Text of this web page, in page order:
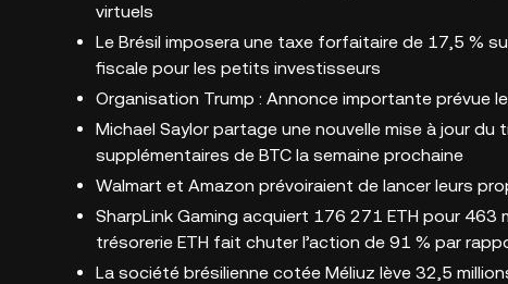
virtuels
Le Brésil imposera une taxe forfaitaire de 17,5 %
fiscale pour les petits investisseurs
Organisation Trump : Annonce importante prévue
Michael Saylor partage une nouvelle mise à jour
supplémentaires de BTC la semaine prochaine
Walmart et Amazon prévoiraient de lancer leurs
SharpLink Gaming acquiert 176 271 ETH pour 463
trésorerie ETH fait chuter l’action de 91 % par
La société brésilienne cotée Méliuz lève 32,5